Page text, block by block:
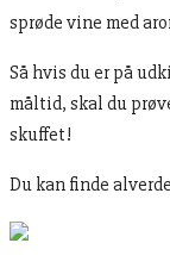
sprøde vine med
Så hvis du er på
måltid, skal du
skuffet!
Du kan finde